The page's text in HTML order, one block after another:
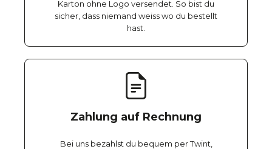
Karton ohne Logo versendet. So bist du
sicher, dass niemand weiss wo du bestellt
hast.
Zahlung auf Rechnung
Bei uns bezahlst du bequem per Twint,